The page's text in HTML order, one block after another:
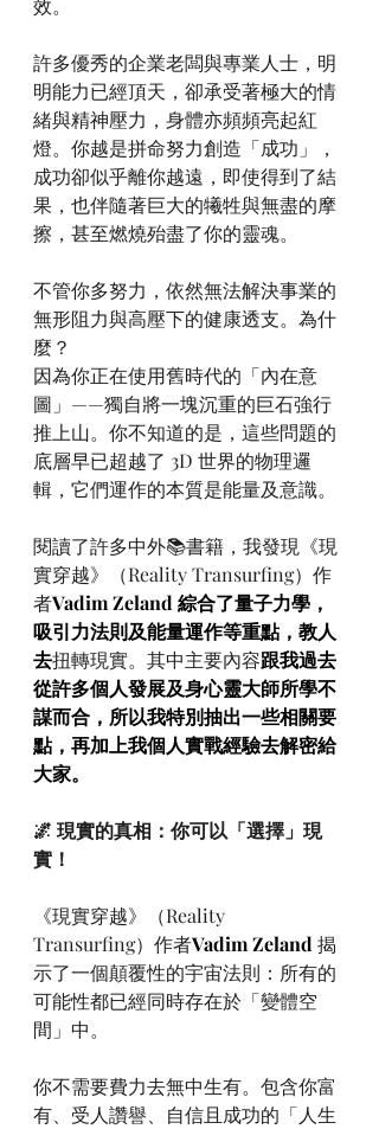
效。
許多優秀的企業老闆與專業人士，明
明能力已經頂天，卻承受著極大的情
緒與精神壓力，身體亦頻頻亮起紅
燈。你越是拼命努力創造「成功」，
成功卻似乎離你越遠，即使得到了結
果，也伴隨著巨大的犧牲與無盡的摩
擦，甚至燃燒殆盡了你的靈魂。
不管你多努力，依然無法解決事業的
無形阻力與高壓下的健康透支。為什
麼？
因為你正在使用舊時代的「內在意
圖」——獨自將一塊沉重的巨石強行
推上山。你不知道的是，這些問題的
底層早已超越了 3D 世界的物理邏
輯，它們運作的本質是能量及意識。
閱讀了許多中外📚書籍，我發現《現
實穿越》（Reality Transurfing）作
者Vadim Zeland 綜合了量子力學，
吸引力法則及能量運作等重點，教人
去扭轉現實。其中主要內容跟我過去
從許多個人發展及身心靈大師所學不
謀而合，所以我特別抽出一些相關要
點，再加上我個人實戰經驗去解密給
大家。
🌌 現實的真相：你可以「選擇」現
實！
《現實穿越》（Reality
Transurfing）作者Vadim Zeland 揭
示了一個顛覆性的宇宙法則：所有的
可能性都已經同時存在於「變體空
間」中。
你不需要費力去無中生有。包含你富
有、受人讚譽、自信且成功的「人生